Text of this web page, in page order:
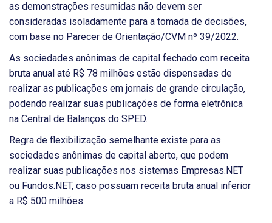
as demonstrações resumidas não devem ser
consideradas isoladamente para a tomada de decisões,
com base no Parecer de Orientação/CVM nº 39/2022.
As sociedades anônimas de capital fechado com receita
bruta anual até R$ 78 milhões estão dispensadas de
realizar as publicações em jornais de grande circulação,
podendo realizar suas publicações de forma eletrônica
na Central de Balanços do SPED.
Regra de flexibilização semelhante existe para as
sociedades anônimas de capital aberto, que podem
realizar suas publicações nos sistemas Empresas.NET
ou Fundos.NET, caso possuam receita bruta anual inferior
a R$ 500 milhões.